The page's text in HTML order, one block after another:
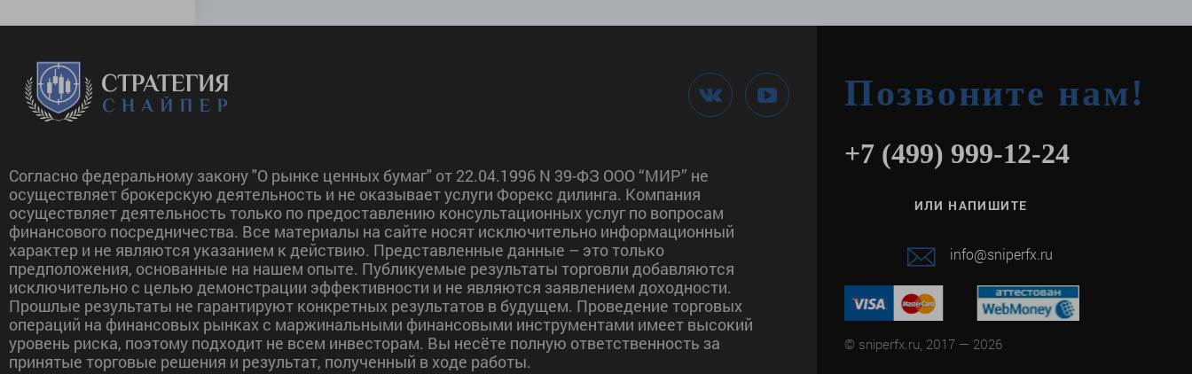
Согласно федеральному закону "О рынке ценных бумаг" от 22.04.1996 N 39-ФЗ ООО “МИР” не
осуществляет брокерскую деятельность и не оказывает услуги Форекс дилинга. Компания
осуществляет деятельность только по предоставлению консультационных услуг по вопросам
финансового посредничества. Все материалы на сайте носят исключительно информационный
характер и не являются указанием к действию. Представленные данные – это только
предположения, основанные на нашем опыте. Публикуемые результаты торговли добавляются
исключительно с целью демонстрации эффективности и не являются заявлением доходности.
Прошлые результаты не гарантируют конкретных результатов в будущем. Проведение торговых
операций на финансовых рынках с маржинальными финансовыми инструментами имеет высокий
уровень риска, поэтому подходит не всем инвесторам. Вы несёте полную ответственность за
принятые торговые решения и результат, полученный в ходе работы.
Позвоните нам!
+7 (499) 999-12-24
ИЛИ НАПИШИТЕ
info@sniperfx.ru
© sniperfx.ru, 2017 — 2026